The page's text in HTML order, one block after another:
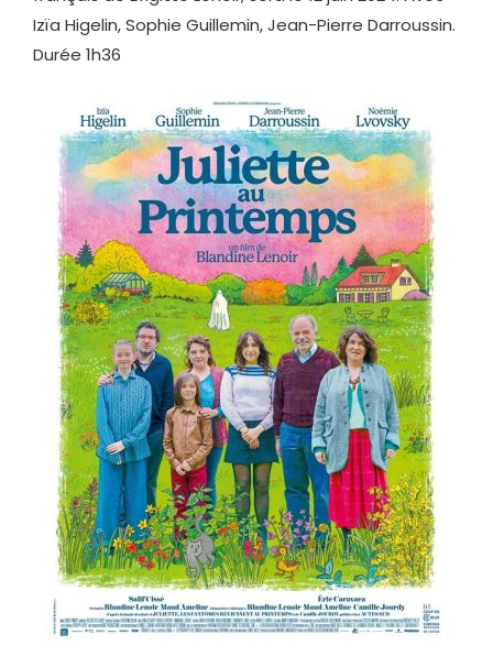
Izïa Higelin, Sophie Guillemin, Jean-Pierre Darroussin.
Durée 1h36